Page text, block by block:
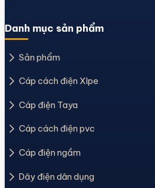
Danh mục sản phẩm
Sản phẩm
Cáp cách điện Xlpe
Cáp điện Taya
Cáp cách điện pvc
Cáp điện ngầm
Dây điện dân dụng